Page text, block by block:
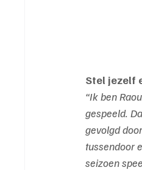
Stel jezelf
“Ik ben
gespeeld.
gevolgd
tussendoor
seizoen